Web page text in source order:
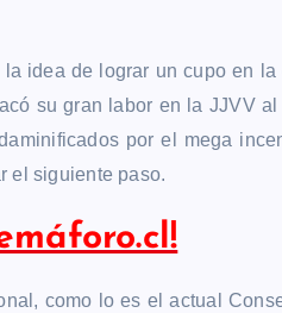
idea de lograr un cupo en
su gran labor en la JJVV
por el mega
el siguiente paso.
como lo es el actual